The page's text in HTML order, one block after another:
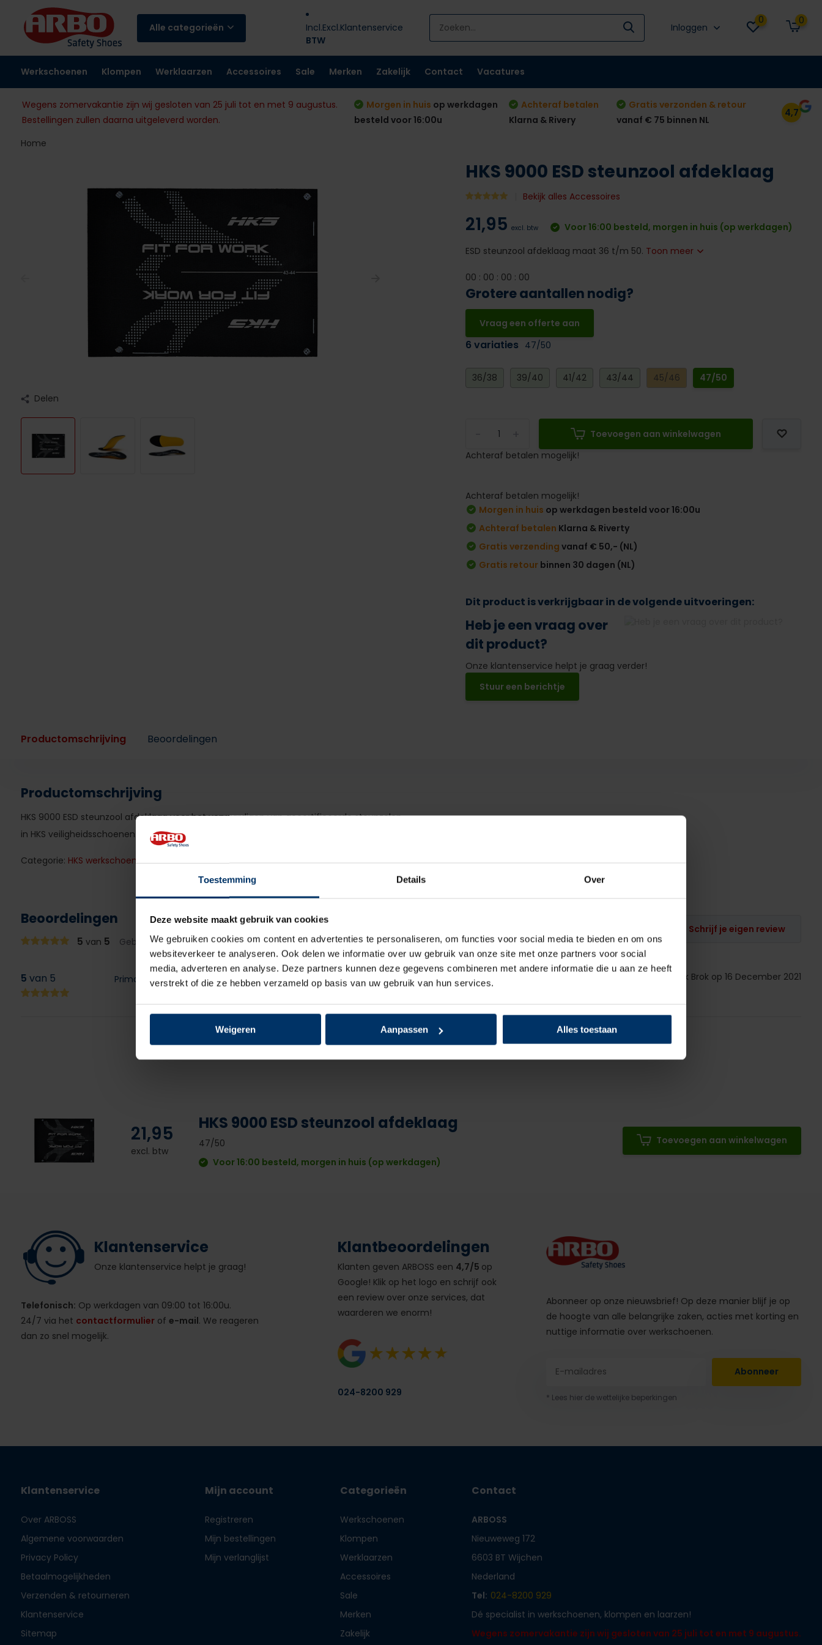
Toestemming Details Over
Deze website maakt gebruik van cookies
We gebruiken cookies om content en advertenties te personaliseren, om functies voor social media te bieden en om ons
websiteverkeer te analyseren. Ook delen we informatie over uw gebruik van onze site met onze partners voor social
media, adverteren en analyse. Deze partners kunnen deze gegevens combineren met andere informatie die u aan ze heeft
verstrekt of die ze hebben verzameld op basis van uw gebruik van hun services.
Weigeren Aanpassen Alles toestaan
Alle categorieën Incl.Excl.
BTW
Klantenservice Inloggen
0 0
Werkschoenen Klompen Werklaarzen Accessoires Sale Merken Zakelijk Contact Vacatures
Wegens zomervakantie zijn wij gesloten van 25 juli tot en met 9 augustus.
Bestellingen zullen daarna uitgeleverd worden.
Morgen in huis op werkdagen
besteld voor 16:00u
Achteraf betalen
Klarna & Rivery
Gratis verzonden & retour
vanaf € 75 binnen NL
4,7
Home
Delen
HKS 9000 ESD steunzool afdeklaag
Bekijk alles Accessoires
21,95 excl. btw
Voor 16:00 besteld, morgen in huis (op werkdagen)
ESD steunzool afdeklaag maat 36 t/m 50. Toon meer
00 : 00 : 00 : 00
Grotere aantallen nodig?
Vraag een offerte aan
6 variaties 47/50
36/38 39/40 41/42 43/44 45/46 47/50
Toevoegen aan winkelwagen
Achteraf betalen mogelijk!
Achteraf betalen mogelijk!
Morgen in huis op werkdagen besteld voor 16:00u
Achteraf betalen Klarna & Riverty
Gratis verzending vanaf € 50,- (NL)
Gratis retour binnen 30 dagen (NL)
Dit product is verkrijgbaar in de volgende uitvoeringen:
Heb je een vraag over
dit product?
Onze klantenservice helpt je graag verder!
Stuur een berichtje
Productomschrijving Beoordelingen
Productomschrijving
HKS 9000 ESD steunzool afdeklaag voor het vervaardigen van gecertificeerde steunzolen
in HKS veiligheidsschoenen. Deze deklagen zijn te bestellen van maat 36 t/m 50.
Categorie: HKS werkschoenen
Beoordelingen
5 van 5 Gebaseerd op 1 beoordeling(en)
Schrijf je eigen review
5 van 5 Prima bedrijf, snelle service en snel geleverd. Gepost door: Sjaak Brok op 16 December 2021
21,95
excl. btw
HKS 9000 ESD steunzool afdeklaag
47/50
Voor 16:00 besteld, morgen in huis (op werkdagen)
Toevoegen aan winkelwagen
Klantenservice
Onze klantenservice helpt je graag!
Telefonisch: Op werkdagen van 09:00 tot 16:00u.
24/7 via het contactformulierof e-mail. We reageren
dan zo snel mogelijk.
Klantbeoordelingen
Klanten geven ARBOSS een 4,7/5 op
Google! Klik op het logo en schrijf ook
een review over onze services, dat
waarderen we enorm!
024-8200 929
Abonneer op onze nieuwsbrief! Op deze manier blijf je op
de hoogte van alle belangrijke zaken, acties met korting en
nuttige informatie over werkschoenen.
Abonneer
* Lees hier de wettelijke beperkingen
Klantenservice
Over ARBOSS
Algemene voorwaarden
Privacy Policy
Betaalmogelijkheden
Verzenden & retourneren
Klantenservice
Sitemap
Mijn account
Registreren
Mijn bestellingen
Mijn verlanglijst
Categorieën
Werkschoenen
Klompen
Werklaarzen
Accessoires
Sale
Merken
Zakelijk
Contact
ARBOSS
Nieuweweg 172
6603 BT Wijchen
Nederland
Tel: 024-8200 929
Dé specialist in werkschoenen, klompen en laarzen!
Wegens zomervakantie zijn wij gesloten van 25 juli tot en met 9 augustus.